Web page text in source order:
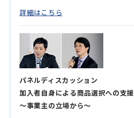
詳細はこちら
パネルディスカッション
加入者自身による商品選択への支援
～事業主の立場から～